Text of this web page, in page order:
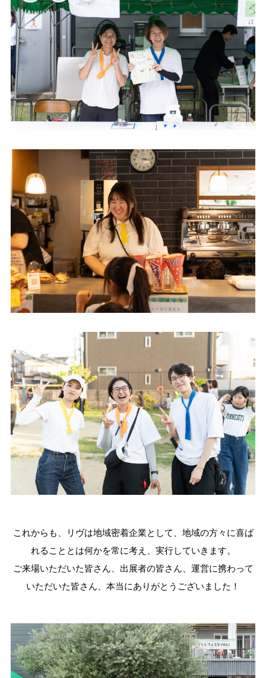
これからも、リヴは地域密着企業として、地域の方々に喜ば
れることとは何かを常に考え、実行していきます。
ご来場いただいた皆さん、出展者の皆さん、運営に携わって
いただいた皆さん、本当にありがとうございました！